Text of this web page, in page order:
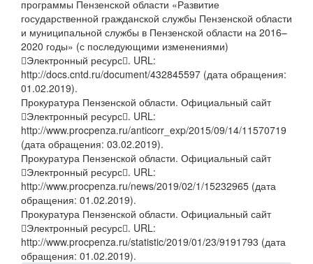
программы Пензенской области «Развитие
государственной гражданской службы Пензенской области
и муниципальной службы в Пензенской области на 2016–
2020 годы» (с последующими изменениями)
Электронный ресурс. URL:
http://docs.cntd.ru/document/432845597 (дата обращения:
01.02.2019).
Прокуратура Пензенской области. Официальный сайт
Электронный ресурс. URL:
http://www.procpenza.ru/anticorr_exp/2015/09/14/11570719
(дата обращения: 03.02.2019).
Прокуратура Пензенской области. Официальный сайт
Электронный ресурс. URL:
http://www.procpenza.ru/news/2019/02/1/15232965 (дата
обращения: 01.02.2019).
Прокуратура Пензенской области. Официальный сайт
Электронный ресурс. URL:
http://www.procpenza.ru/statistic/2019/01/23/9191793 (дата
обращения: 01.02.2019).